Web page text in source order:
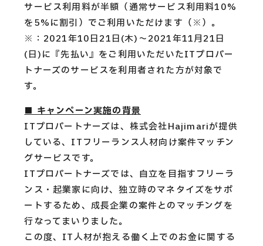
Privacy Policy
Security Action
サービス利用料が半額（通常サービス利用料10%
を5%に割引）でご利用いただけます（※）。
※：2021年10日21日(木)〜2021年11月21日
(日)に『先払い』をご利用いただいたITプロパー
トナーズのサービスを利用者された方が対象で
す。
■ キャンペーン実施の背景
ITプロパートナーズは、株式会社Hajimariが提供
している、ITフリーランス人材向け案件マッチン
グサービスです。
ITプロパートナーズでは、自立を目指すフリーラ
ンス・起業家に向け、独立時のマネタイズをサポ
ートするため、成長企業の案件とのマッチングを
行なってまいりました。
この度、IT人材が抱える働く上でのお金に関する